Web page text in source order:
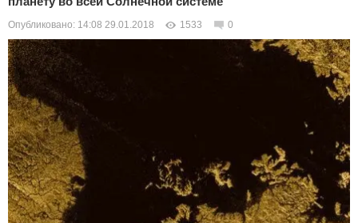
ЭКОНОМИКА
НАУКА
СПОРТ
Опубликовано: 14:08 29.01.2018 1533 0